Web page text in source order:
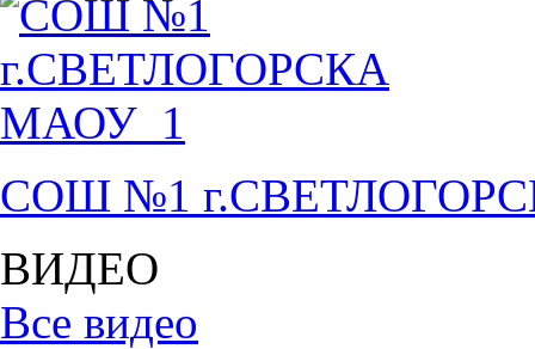
СОШ №1
ВИДЕО
Все видео